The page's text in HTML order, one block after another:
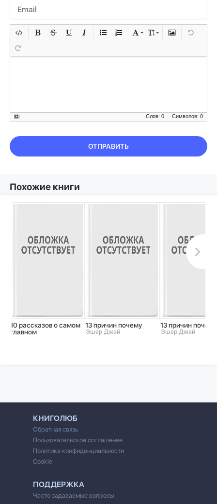
Символов: 0
Слов: 0
ОТПРАВИТЬ
Похожие книги
10 рассказов о самом
главном
13 причин почему
Эшер Джей
13 причин почему
Эшер Джей
КНИГОЛЮБ
Обратная связь
Пользовательское соглашение
Политика конфиденциальности
Cookie
ПОДДЕРЖКА
Часто задаваемые вопросы